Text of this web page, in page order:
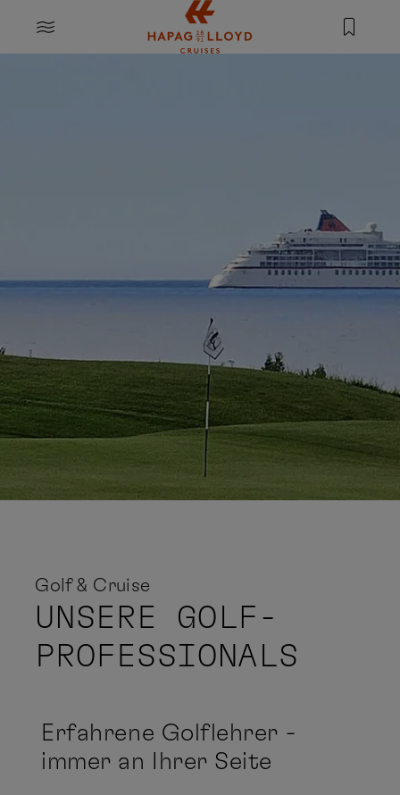
Springe zum Hauptinhalt
MENU
Golf & Cruise
UNSERE GOLF-
PROFESSIONALS
Erfahrene Golflehrer -
immer an Ihrer Seite